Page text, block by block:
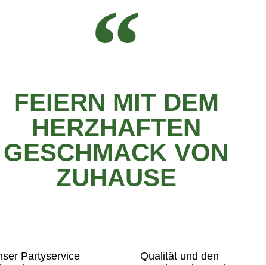
FEIERN MIT DEM
HERZHAFTEN
GESCHMACK VON
ZUHAUSE
Partyservice
Qualität und den